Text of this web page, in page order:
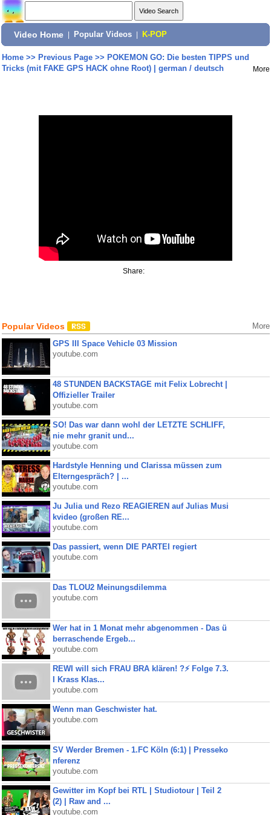
Video Home Popular Videos K-POP
Home>> Previous Page>> POKEMON GO: Die besten TIPPS und
Tricks (mit FAKE GPS HACK ohne Root) | german / deutsch
More
Share:
Popular Videos More
GPS III Space Vehicle 03 Mission
youtube.com
48 STUNDEN BACKSTAGE mit Felix Lobrecht |
Offizieller Trailer
youtube.com
SO! Das war dann wohl der LETZTE SCHLIFF,
nie mehr granit und...
youtube.com
Hardstyle Henning und Clarissa müssen zum
Elterngespräch? | ...
youtube.com
Ju Julia und Rezo REAGIEREN auf Julias Musi
kvideo (großen RE...
youtube.com
Das passiert, wenn DIE PARTEI regiert
youtube.com
Das TLOU2 Meinungsdilemma
youtube.com
Wer hat in 1 Monat mehr abgenommen - Das ü
berraschende Ergeb...
youtube.com
REWI will sich FRAU BRA klären! ?⚡️ Folge 7.3.
I Krass Klas...
youtube.com
Wenn man Geschwister hat.
youtube.com
SV Werder Bremen - 1.FC Köln (6:1) | Presseko
nferenz
youtube.com
Gewitter im Kopf bei RTL | Studiotour | Teil 2
(2) | Raw and ...
youtube.com